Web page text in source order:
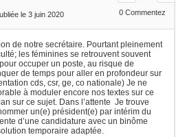
le 3 juin 2020 0 Commentez
de notre secrétaire. Pourtant pleinement
les féminines se retrouvent souvent
occuper un poste, au risque de
de temps pour aller en profondeur sur
cds, csr, ge, co nationale) Je ne
à moduler encore nos textes sur ce
sur ce sujet. Dans l’attente Je trouve
un(e) président(e) par intérim du
d’une candidature avec un binôme
temporaire adaptée.